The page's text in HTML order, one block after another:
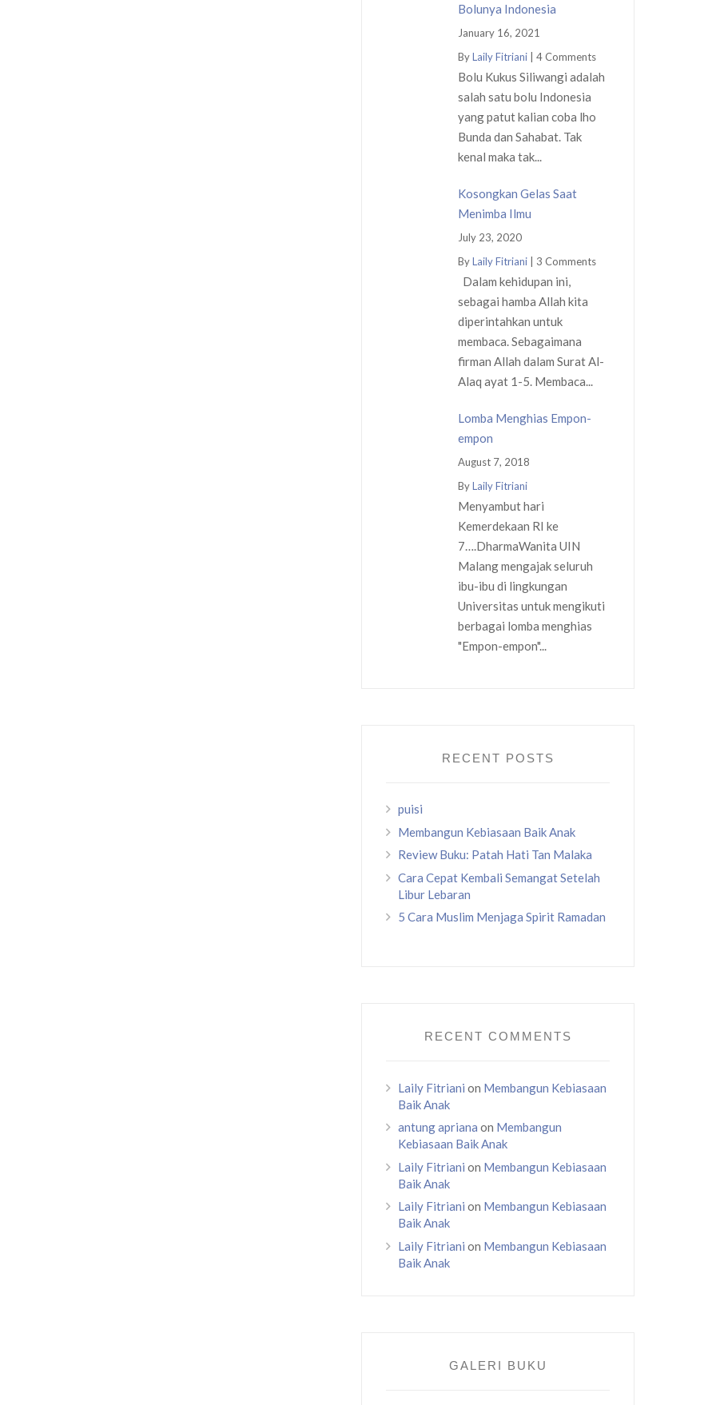
Bolunya Indonesia
January 16, 2021
ByLaily Fitriani | 4 Comments
Bolu Kukus Siliwangi adalah
salah satu bolu Indonesia
yang patut kalian coba lho
Bunda dan Sahabat. Tak
kenal maka tak...
Kosongkan Gelas Saat
Menimba Ilmu
July 23, 2020
ByLaily Fitriani | 3 Comments
Dalam kehidupan ini,
sebagai hamba Allah kita
diperintahkan untuk
membaca. Sebagaimana
firman Allah dalam Surat Al-
Alaq ayat 1-5. Membaca...
Lomba Menghias Empon-
empon
August 7, 2018
ByLaily Fitriani
Menyambut hari
Kemerdekaan RI ke
7….DharmaWanita UIN
Malang mengajak seluruh
ibu-ibu di lingkungan
Universitas untuk mengikuti
berbagai lomba menghias
"Empon-empon"...
RECENT POSTS
puisi
Membangun Kebiasaan Baik Anak
Review Buku: Patah Hati Tan Malaka
Cara Cepat Kembali Semangat Setelah
Libur Lebaran
5 Cara Muslim Menjaga Spirit Ramadan
RECENT COMMENTS
Laily Fitriani on Membangun Kebiasaan
Baik Anak
antung apriana on Membangun
Kebiasaan Baik Anak
Laily Fitriani on Membangun Kebiasaan
Baik Anak
Laily Fitriani on Membangun Kebiasaan
Baik Anak
Laily Fitriani on Membangun Kebiasaan
Baik Anak
GALERI BUKU